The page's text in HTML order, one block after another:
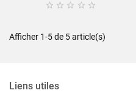
    
Afficher 1-5 de 5 article(s)
Liens utiles